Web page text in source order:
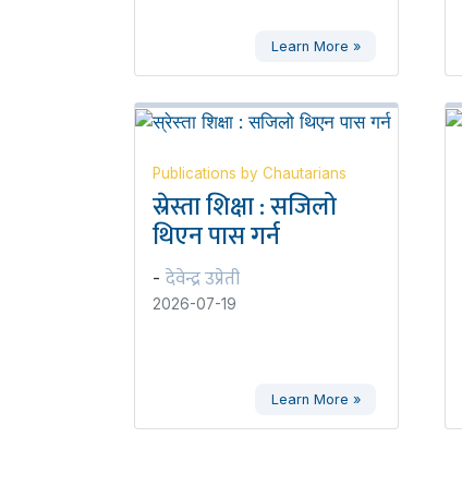
Learn More »
Publications by Chautarians
स्रेस्ता शिक्षा : सजिलो
थिएन पास गर्न
- देवेन्द्र उप्रेती
2026-07-19
Learn More »